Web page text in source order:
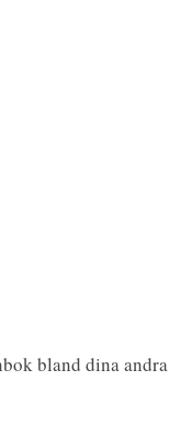
bland dina andra